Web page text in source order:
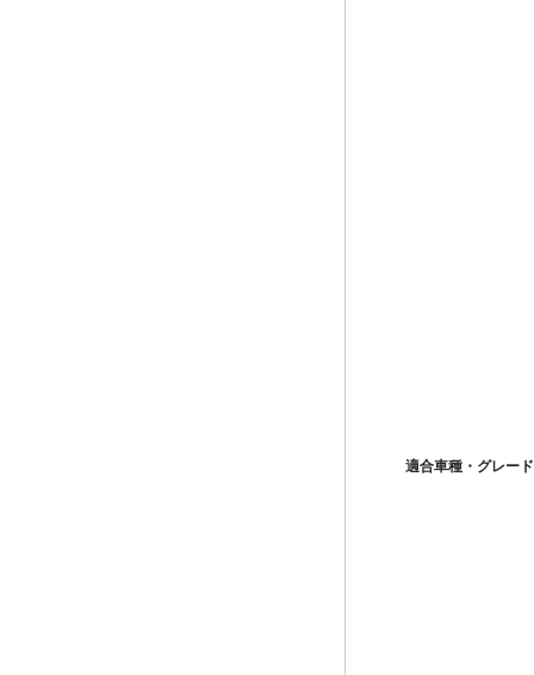
適合車種・グレー